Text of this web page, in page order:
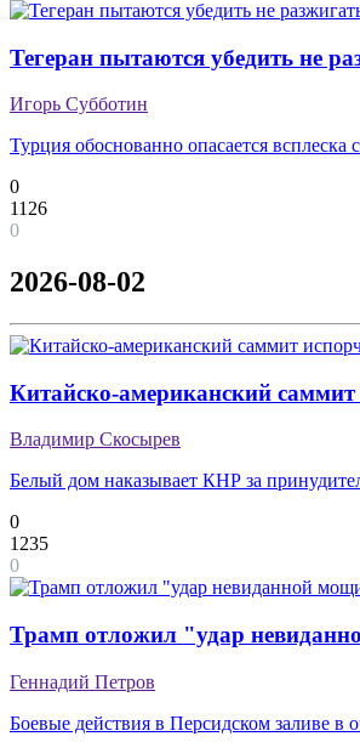
Тегеран пытаются убедить не
Игорь Субботин
Турция обоснованно опасается всплеска
0
1126
0
2026-08-02
Китайско-американский
Владимир Скосырев
Белый дом наказывает КНР за
0
1235
0
Трамп отложил "удар
Геннадий Петров
Боевые действия в Персидском заливе в